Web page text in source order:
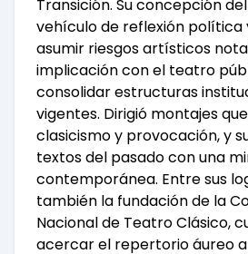
Transición. Su concepción
vehículo de reflexión política
asumir riesgos artísticos
implicación con el teatro
consolidar estructuras
vigentes. Dirigió montajes
clasicismo y provocación, y
textos del pasado con una
contemporánea. Entre sus
también la fundación de la
Nacional de Teatro Clásico,
acercar el repertorio áureo